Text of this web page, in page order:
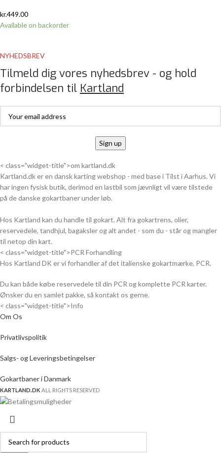
kr.449.00
Available on backorder
NYHEDSBREV
Tilmeld dig vores nyhedsbrev - og hold
forbindelsen til Kartland
< class="widget-title">om kartland.dk
Kartland.dk er en dansk karting webshop - med base i Tilst i Aarhus. Vi
har ingen fysisk butik, derimod en lastbil som jævnligt vil være tilstede
på de danske gokartbaner under løb.
Hos Kartland kan du handle til gokart. Alt fra gokartrens, olier,
reservedele, tandhjul, bagaksler og alt andet - som du - står og mangler
til netop din kart.
< class="widget-title">PCR Forhandling
Hos Kartland DK er vi forhandler af det italienske gokartmærke, PCR.
Du kan både købe reservedele til din PCR og komplette PCR karter.
Ønsker du en samlet pakke, så kontakt os gerne.
< class="widget-title">Info
Om Os
Privatlivspolitik
Salgs- og Leveringsbetingelser
Gokartbaner i Danmark
KARTLAND.DK ALL RIGHTS RESERVED